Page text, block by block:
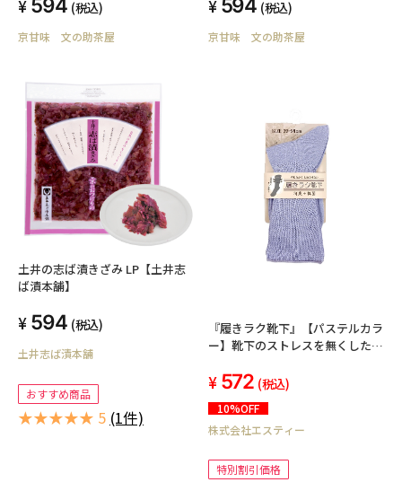
(税込)
京甘味 文の助茶屋
(税込)
京甘味 文の助茶屋
土井の志ば漬きざみ LP【土井志
ば漬本舗】
594 (税込)
土井志ば漬本舗
おすすめ商品
★★★★★ 5 (1件)
『履きラク靴下』【パステルカラ
ー】靴下のストレスを無くした
くちが伸びる 足の形状に合わせ
た設計 消臭抗菌加工 肌さわり
のよい靴下 22-24cm 1P「商品
イメージ」にコードと色がありま
572 (税込)
10%OFF
株式会社エスティー
特別割引価格